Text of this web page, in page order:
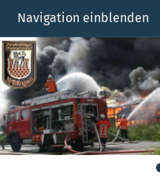
Navigation einblenden